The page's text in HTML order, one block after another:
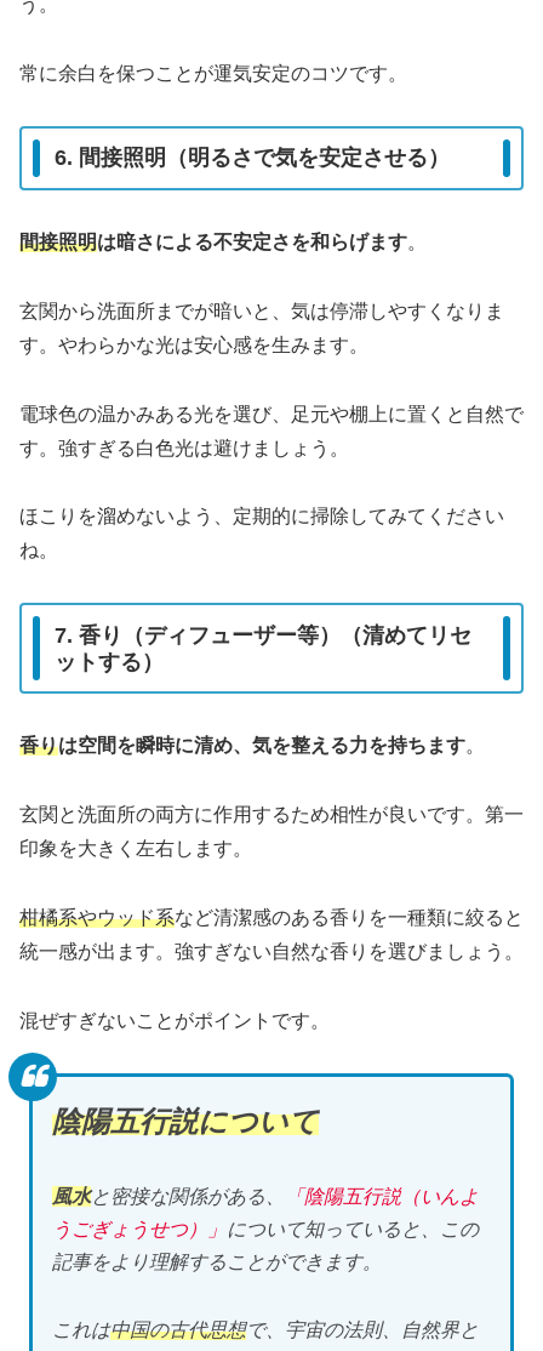
う。
常に余白を保つことが運気安定のコツです。
6. 間接照明（明るさで気を安定させる）
間接照明は暗さによる不安定さを和らげます。
玄関から洗面所までが暗いと、気は停滞しやすくなりま
す。やわらかな光は安心感を生みます。
電球色の温かみある光を選び、足元や棚上に置くと自然で
す。強すぎる白色光は避けましょう。
ほこりを溜めないよう、定期的に掃除してみてください
ね。
7. 香り（ディフューザー等）（清めてリセ
ットする）
香りは空間を瞬時に清め、気を整える力を持ちます。
玄関と洗面所の両方に作用するため相性が良いです。第一
印象を大きく左右します。
柑橘系やウッド系など清潔感のある香りを一種類に絞ると
統一感が出ます。強すぎない自然な香りを選びましょう。
混ぜすぎないことがポイントです。
陰陽五行説について
風水と密接な関係がある、
「陰陽五行説（いんよ
うごぎょうせつ）」 について知っていると、この
記事をより理解することができます。
これは中国の古代思想で、宇宙の法則、自然界と